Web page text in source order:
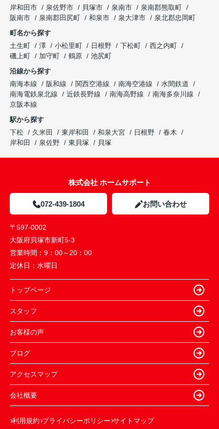
岸和田市
泉佐野市 貝塚市 泉南市
泉南郡熊取町
阪南市
泉南郡田尻町 和泉市 泉大津市
泉北郡忠岡町
町名から探す
土生町
澤 小松里町 日根野 下松町
西之内町
磯上町
加守町 鶴原
池尻町
沿線から探す
南海本線
阪和線 関西空港線 南海空港線
水間鉄道
南海電鉄泉北線
近鉄長野線 南海高野線
南海多奈川線
京阪本線
駅から探す
下松
久米田 東岸和田 和泉大宮 日根野
春木
岸和田
泉佐野 東貝塚 貝塚
株式会社 ホームサポート
072-439-1804 お問い合わせ
〒597-0002
大阪府貝塚市新町5-3
営業時間： 9：00～20：00
定休日： 水曜日
トップページ
スタッフ
お客様の声
ブログ
アクセスマップ
会社概要
利用規約 プライバシーポリシー サイトマップ